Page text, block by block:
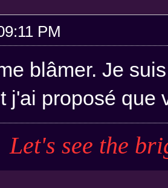
PM
blâmer. Je
j'ai proposé que
Let's see the